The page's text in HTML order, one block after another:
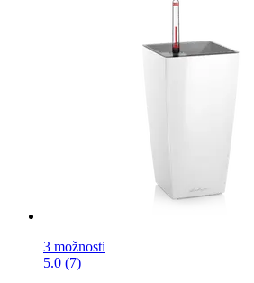
3 možnosti
5.0 (7)